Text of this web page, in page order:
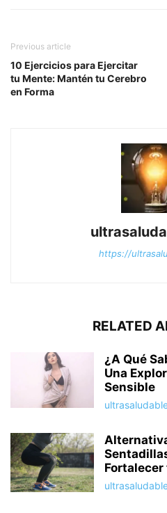
Previous article
10 Ejercicios para Ejercitar
tu Mente: Mantén tu Cerebro
en Forma
https://
RELATED
¿A Qué
Una
Sensible